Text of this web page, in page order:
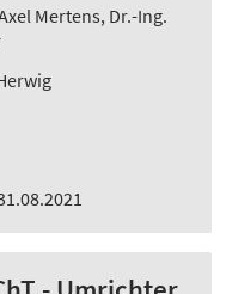
Mertens, Dr.-Ing.